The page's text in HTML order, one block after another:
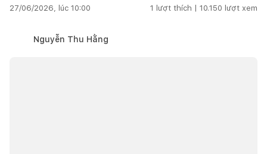
27/06/2026, lúc 10:00 1 lượt thích | 10.150 lượt xem
Nguyễn Thu Hằng